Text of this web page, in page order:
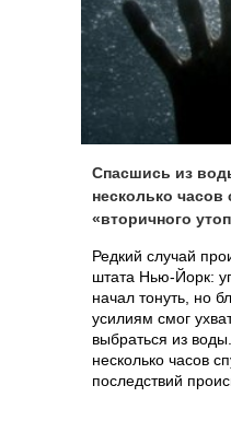
Спасшись из
несколько часов
«вторичного
Редкий случай
штата Нью-Йорк:
начал тонуть, но
усилиям смог
выбраться из
несколько часов
последствий